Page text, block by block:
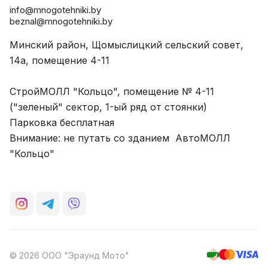
info@mnogotehniki.by
beznal@mnogotehniki.by
Минский район, Щомыслицкий сельский совет,
14а, помещение 4-11
СтройМОЛЛ "Кольцо", помещение № 4-11
("зеленый" сектор, 1-ый ряд от стоянки)
Парковка бесплатная
Внимание: не путать со зданием АвтоМОЛЛ
"Кольцо"
© 2026 ООО "Эраунд Мото"